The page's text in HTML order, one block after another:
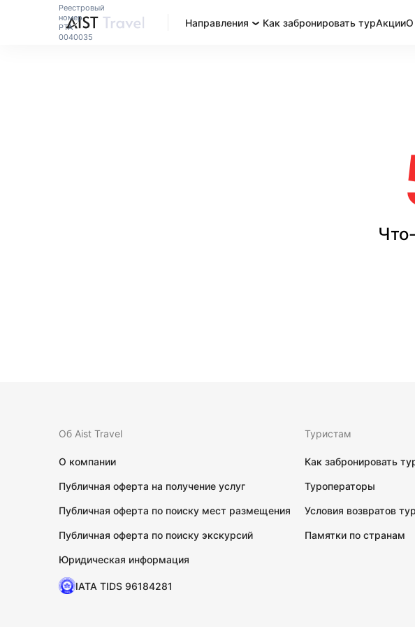
Реестровый
номер
РТА
0040035
Направления Как забронировать турАкцииО
Об Aist Travel
О компании
Публичная оферта на получение услуг
Публичная оферта по поиску мест размещения
Публичная оферта по поиску экскурсий
Юридическая информация
IATA TIDS 96184281
Туристам
Как забронировать
Туроператоры
Условия возвратов
Памятки по странам